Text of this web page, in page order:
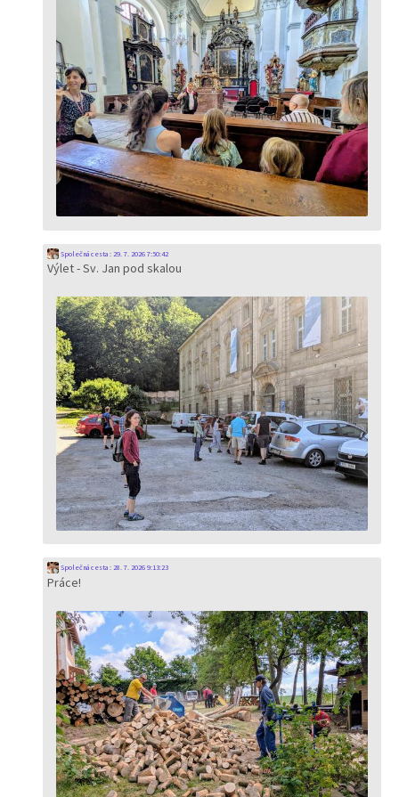
Společná cesta: 29. 7. 2026 7:50:42
Výlet - Sv. Jan pod skalou
Společná cesta: 28. 7. 2026 9:13:23
Práce!